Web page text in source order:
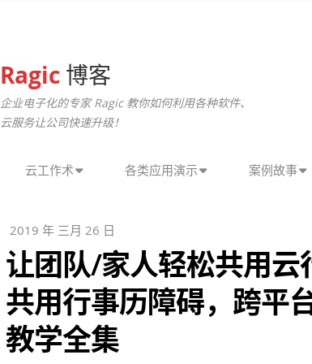
Ragic 博客
企业电子化的专家 Ragic 教你如何利用各种软件、
云服务让公司快速升级！
云工作术 各类应用演示 案例故事
2019 年 三月 26 日
让团队/家人轻松共用
共用行事历障碍，跨平
教学全集